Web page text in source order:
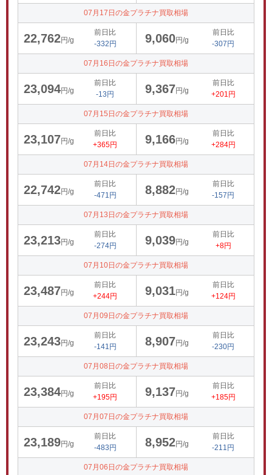
07月17日の金プラチナ買取相場
22,762円/g
前日比
-332円
9,060円/g
前日比
-307円
07月16日の金プラチナ買取相場
23,094円/g
前日比
-13円
9,367円/g
前日比
+201円
07月15日の金プラチナ買取相場
23,107円/g
前日比
+365円
9,166円/g
前日比
+284円
07月14日の金プラチナ買取相場
22,742円/g
前日比
-471円
8,882円/g
前日比
-157円
07月13日の金プラチナ買取相場
23,213円/g
前日比
-274円
9,039円/g
前日比
+8円
07月10日の金プラチナ買取相場
23,487円/g
前日比
+244円
9,031円/g
前日比
+124円
07月09日の金プラチナ買取相場
23,243円/g
前日比
-141円
8,907円/g
前日比
-230円
07月08日の金プラチナ買取相場
23,384円/g
前日比
+195円
9,137円/g
前日比
+185円
07月07日の金プラチナ買取相場
23,189円/g
前日比
-483円
8,952円/g
前日比
-211円
07月06日の金プラチナ買取相場